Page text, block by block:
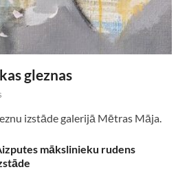
gleznas
izstāde galerijā Mētras Māja.
mākslinieku rudens